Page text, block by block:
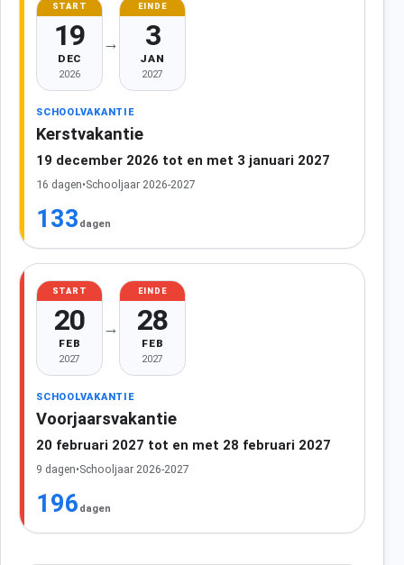
START
19
DEC
2026
→
EINDE
3
JAN
2027
SCHOOLVAKANTIE
Kerstvakantie
19 december 2026 tot en met 3 januari 2027
16 dagen•Schooljaar 2026-2027
133 dagen
START
20
FEB
2027
→
EINDE
28
FEB
2027
SCHOOLVAKANTIE
Voorjaarsvakantie
20 februari 2027 tot en met 28 februari 2027
9 dagen•Schooljaar 2026-2027
196 dagen